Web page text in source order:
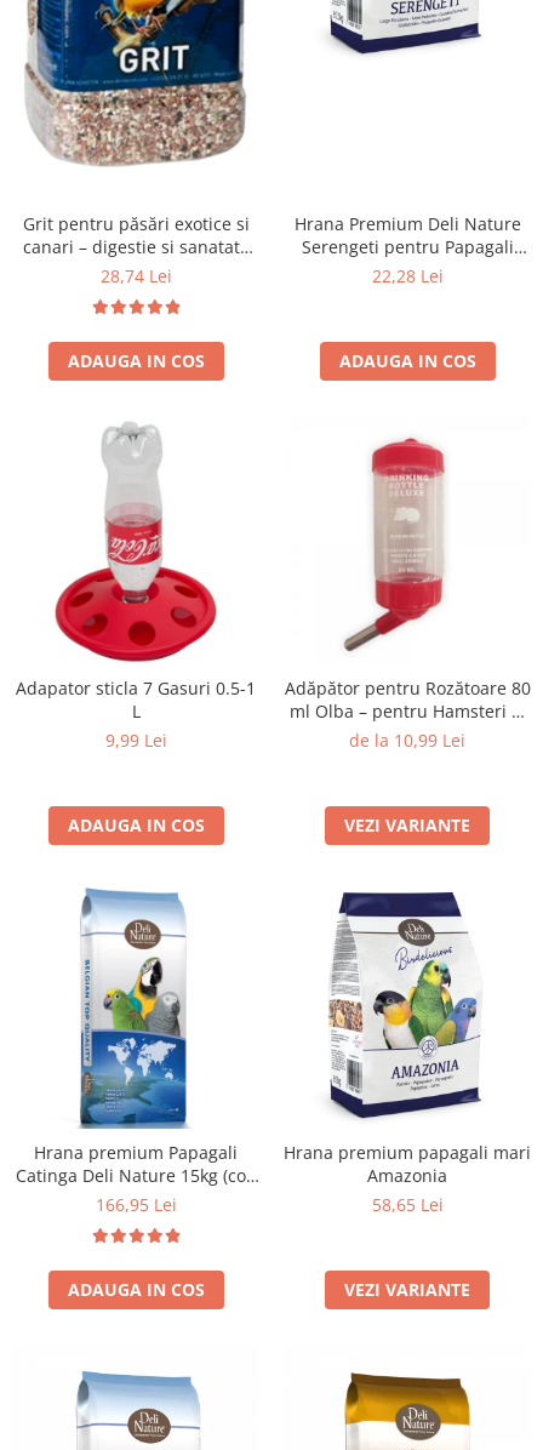
Grit pentru păsări exotice si
canari – digestie si sanatate
Deli Nature 1,2 kg
28,74 Lei
ADAUGA IN COS
Hrana Premium Deli Nature
Serengeti pentru Papagali
Mici 800 g – Mix cu Fructe și
22,28 Lei
ADAUGA IN COS
Adapator sticla 7 Gasuri 0.5-1
L
9,99 Lei
ADAUGA IN COS
Adăpător pentru Rozătoare 80
ml Olba – pentru Hamsteri și
Animale Mici
de la 10,99 Lei
VEZI VARIANTE
Hrana premium Papagali
Catinga Deli Nature 15kg (cod
24)
166,95 Lei
ADAUGA IN COS
Hrana premium papagali mari
Amazonia
58,65 Lei
VEZI VARIANTE